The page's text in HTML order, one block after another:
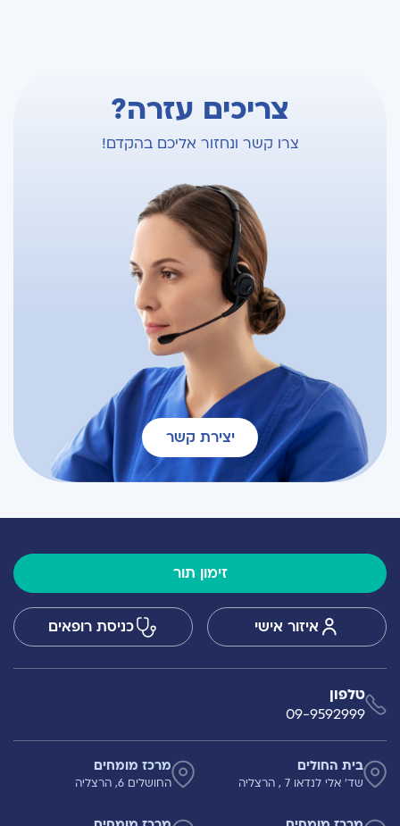
צריכים עזרה?
צרו קשר ונחזור אליכם בהקדם!
יצירת קשר
זימון תור
איזור אישי כניסת רופאים
טלפון
09-9592999
בית החולים
שד' אלי לנדאו 7 , הרצליה
מרכז מומחים
החושלים 6, הרצליה